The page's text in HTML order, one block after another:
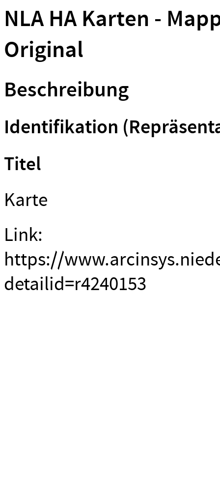
NLA HA Karten -
Original
Beschreibung
Identifikation
Titel
Karte
Link:
https://
detailid=r4240153